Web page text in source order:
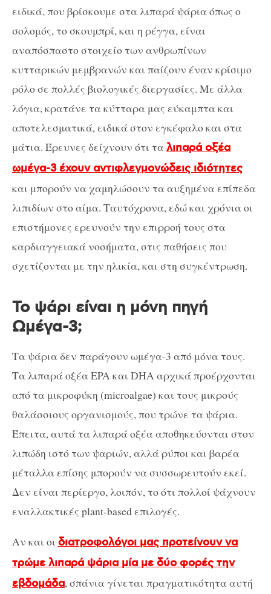
ειδικά, που βρίσκουμε στα λιπαρά ψάρια όπως ο
σολομός, το σκουμπρί, και η ρέγγα, είναι
αναπόσπαστο στοιχείο των ανθρωπίνων
κυτταρικών μεμβρανών και παίζουν έναν κρίσιμο
ρόλο σε πολλές βιολογικές διεργασίες. Με άλλα
λόγια, κρατάνε τα κύτταρα μας εύκαμπτα και
αποτελεσματικά, ειδικά στον εγκέφαλο και στα
μάτια. Έρευνες δείχνουν ότι ταλιπαρά οξέα
ωμέγα-3 έχουν αντιφλεγμονώδεις ιδιότητες
και μπορούν να χαμηλώσουν τα αυξημένα επίπεδα
λιπιδίων στο αίμα. Ταυτόχρονα, εδώ και χρόνια οι
επιστήμονες ερευνούν την επιρροή τους στα
καρδιαγγειακά νοσήματα, στις παθήσεις που
σχετίζονται με την ηλικία, και στη συγκέντρωση.
Το ψάρι είναι η μόνη πηγή
Ωμέγα-3;
Τα ψάρια δεν παράγουν ωμέγα-3 από μόνα τους.
Τα λιπαρά οξέα EPA και DHA αρχικά προέρχονται
από τα μικροφύκη (microalgae) και τους μικρούς
θαλάσσιους οργανισμούς, που τρώνε τα ψάρια.
Έπειτα, αυτά τα λιπαρά οξέα αποθηκεύονται στον
λιπώδη ιστό των ψαριών, αλλά ρύποι και βαρέα
μέταλλα επίσης μπορούν να συσσωρευτούν εκεί.
Δεν είναι περίεργο, λοιπόν, το ότι πολλοί ψάχνουν
εναλλακτικές plant-based επιλογές.
Αν και οι διατροφολόγοι μας προτείνουν να
τρώμε λιπαρά ψάρια μία με δύο φορές την
εβδομάδα, σπάνια γίνεται πραγματικότητα αυτή